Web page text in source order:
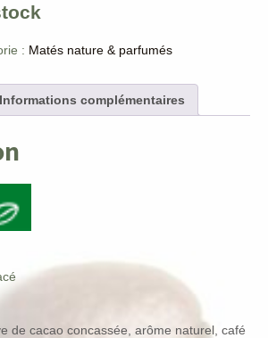
: Matés nature & parfumés
Informations complémentaires
de cacao concassée, arôme naturel, café